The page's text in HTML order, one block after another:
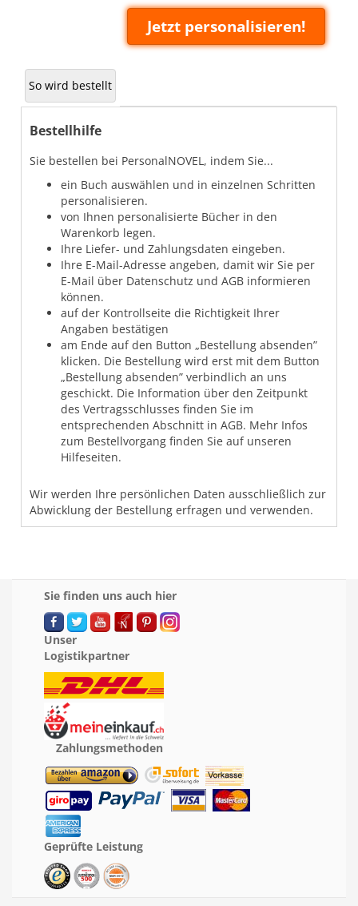
Jetzt personalisieren!
So wird bestellt
Bestellhilfe
Sie bestellen bei PersonalNOVEL, indem Sie...
ein Buch auswählen und in einzelnen Schritten
personalisieren.
von Ihnen personalisierte Bücher in den
Warenkorb legen.
Ihre Liefer- und Zahlungsdaten eingeben.
Ihre E-Mail-Adresse angeben, damit wir Sie per
E-Mail über Datenschutz und AGB informieren
können.
auf der Kontrollseite die Richtigkeit Ihrer
Angaben bestätigen
am Ende auf den Button „Bestellung absenden”
klicken. Die Bestellung wird erst mit dem Button
„Bestellung absenden” verbindlich an uns
geschickt. Die Information über den Zeitpunkt
des Vertragsschlusses finden Sie im
entsprechenden Abschnitt in AGB. Mehr Infos
zum Bestellvorgang finden Sie auf unseren
Hilfeseiten.
Wir werden Ihre persönlichen Daten ausschließlich zur
Abwicklung der Bestellung erfragen und verwenden.
Sie finden uns auch hier
Unser
Logistikpartner
Zahlungsmethoden
Geprüfte Leistung